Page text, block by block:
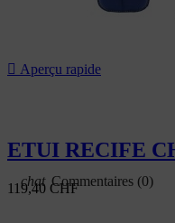
 Aperçu rapide
ETUI RECIFE
119,40 CHFCommentaires (0)